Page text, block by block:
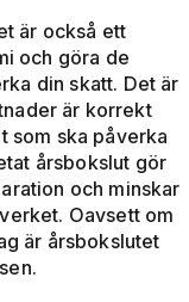
är också ett
och göra de
din skatt. Det är
är korrekt
som ska påverka
årsbokslut gör
och minskar
Oavsett om
är årsbokslutet